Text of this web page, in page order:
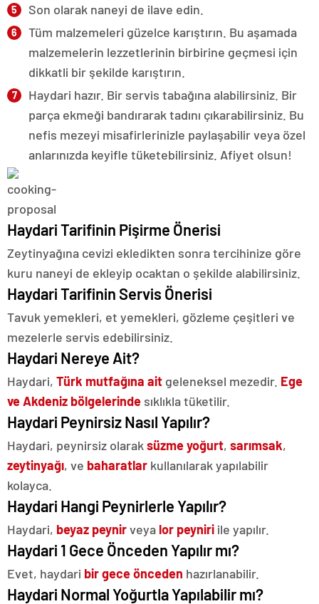
Son olarak naneyi de ilave edin.
Tüm malzemeleri güzelce karıştırın. Bu aşamada
malzemelerin lezzetlerinin birbirine geçmesi için
dikkatli bir şekilde karıştırın.
Haydari hazır. Bir servis tabağına alabilirsiniz. Bir
parça ekmeği bandırarak tadını çıkarabilirsiniz. Bu
nefis mezeyi misafirlerinizle paylaşabilir veya özel
anlarınızda keyifle tüketebilirsiniz. Afiyet olsun!
Haydari Tarifinin Pişirme Önerisi
Zeytinyağına cevizi ekledikten sonra tercihinize göre
kuru naneyi de ekleyip ocaktan o şekilde alabilirsiniz.
Haydari Tarifinin Servis Önerisi
Tavuk yemekleri, et yemekleri, gözleme çeşitleri ve
mezelerle servis edebilirsiniz.
Haydari Nereye Ait?
Haydari, Türk mutfağına ait geleneksel mezedir. Ege
ve Akdeniz bölgelerinde sıklıkla tüketilir.
Haydari Peynirsiz Nasıl Yapılır?
Haydari, peynirsiz olarak süzme yoğurt, sarımsak,
zeytinyağı, ve baharatlar kullanılarak yapılabilir
kolayca.
Haydari Hangi Peynirlerle Yapılır?
Haydari, beyaz peynirveya lor peyniri ile yapılır.
Haydari 1 Gece Önceden Yapılır mı?
Evet, haydari bir gece önceden hazırlanabilir.
Haydari Normal Yoğurtla Yapılabilir mı?